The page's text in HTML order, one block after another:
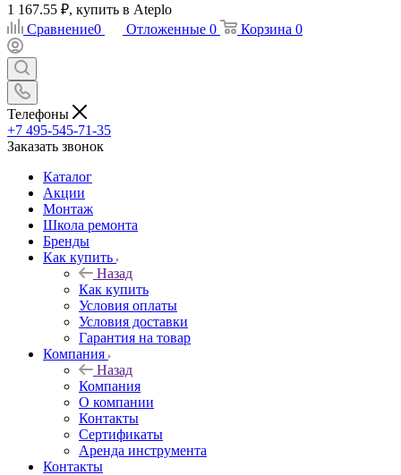
1 167.55 ₽, купить в Ateplo
Сравнение0 Отложенные 0 Корзина 0
Телефоны
+7 495-545-71-35
Заказать звонок
Каталог
Акции
Монтаж
Школа ремонта
Бренды
Как купить
Назад
Как купить
Условия оплаты
Условия доставки
Гарантия на товар
Компания
Назад
Компания
О компании
Контакты
Сертификаты
Аренда инструмента
Контакты